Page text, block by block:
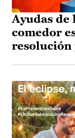
Ayudas de
comedor
resolución